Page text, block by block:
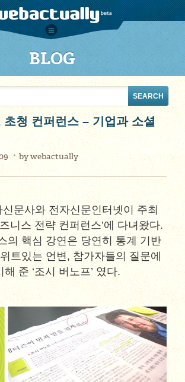
BLOG
초청 컨퍼런스 – 기업과 소셜
bywebactually
문사와 전자신문인터넷이 주최
니스 전략 컨퍼런스’에 다녀왔다.
의 핵심 강연은 당연히 통계 기반
트있는 언변, 참가자들의 질문에
준 ‘조시 버노프’ 였다.